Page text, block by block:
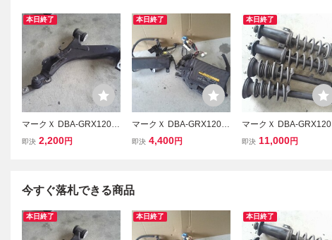
本日終了
マークＸ DBA-GRX120
フロント左ロアアーム 左
即決 2,200円
本日終了
マークＸ DBA-GRX120
ヒューズボックス2点セッ
即決 4,400円
本日終了
マークＸ DBA-GRX120
純正ショック4本セット
即決 11,000円
今すぐ落札できる商品
本日終了 本日終了 本日終了